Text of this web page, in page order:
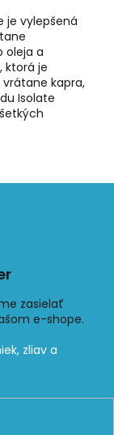
je vylepšená
oleja a
ktorá je
kapra,
Isolate
zasielať
e-shope.